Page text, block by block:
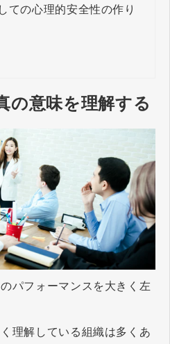
ての心理的安全性の作り
の意味を理解する
パフォーマンスを大きく左
理解している組織は多くあ